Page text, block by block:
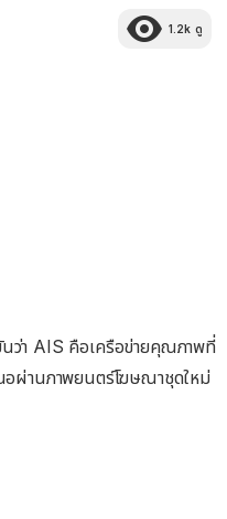
1.2k ดู
า AIS คือเครือข่ายคุณภาพที่
อผ่านภาพยนตร์โฆษณาชุดใหม่